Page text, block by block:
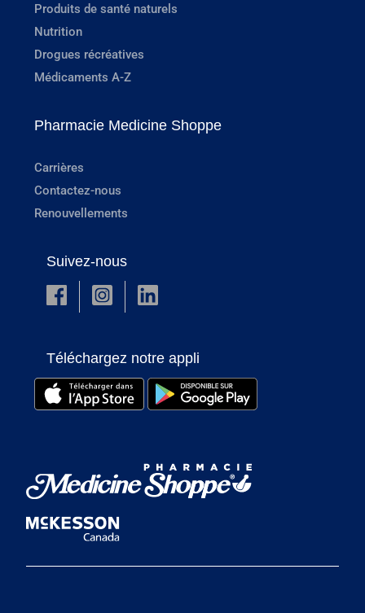
Produits de santé naturels
Nutrition
Drogues récréatives
Médicaments A-Z
Pharmacie Medicine Shoppe
Carrières
Contactez-nous
Renouvellements
Suivez-nous
Téléchargez notre appli